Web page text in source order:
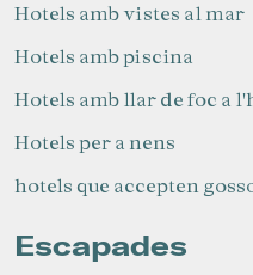
Hotels amb vistes al mar
Hotels amb piscina
Hotels amb llar de foc a
Hotels per a nens
hotels que accepten
Escapades